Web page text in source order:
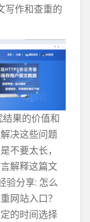
写作和查重的
结果的价值和
决这些问题
不要太长，
解释这篇文
验分享: 怎么
网站入口？
的时间选择